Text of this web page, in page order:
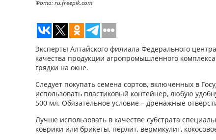
Фото: ru.freepik.com
Эксперты Алтайского филиала Федерального
качества продукции агропромышленного
грядки на окне.
Следует покупать семена сортов, включенных в
использовать пластиковый контейнер, любую
500 мл. Обязательное условие – дренажные
Лучше использовать в качестве субстрата
коврики или брикеты, перлит, вермикулит,